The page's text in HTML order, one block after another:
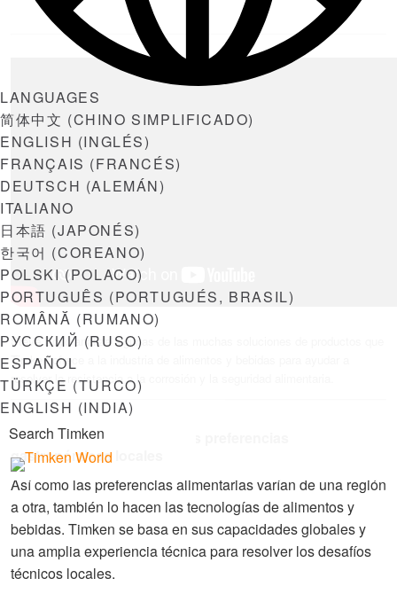
LANGUAGES
简体中文 (CHINO SIMPLIFICADO)
ENGLISH (INGLÉS)
FRANÇAIS (FRANCÉS)
DEUTSCH (ALEMÁN)
ITALIANO
日本語 (JAPONÉS)
한국어 (COREANO)
POLSKI (POLACO)
PORTUGUÊS (PORTUGUÉS, BRASIL)
ROMÂNĂ (RUMANO)
РУССКИЙ (RUSO)
ESPAÑOL
TÜRKÇE (TURCO)
ENGLISH (INDIA)
Steve Boyd analiza algunas de las muchas soluciones de productos que
Timken ofrece a la industria de alimentos y bebidas para ayudar a
resolver la resistencia a la corrosión y la seguridad alimentaria.
Diseñado para satisfacer las preferencias
gastronómicas locales
Así como las preferencias alimentarias varían de una región
a otra, también lo hacen las tecnologías de alimentos y
bebidas. Timken se basa en sus capacidades globales y
una amplia experiencia técnica para resolver los desafíos
técnicos locales.